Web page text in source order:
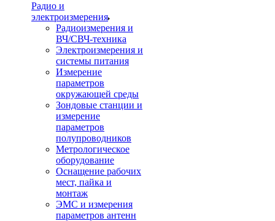
Радио и
электроизмерения
Радиоизмерения и
ВЧ/СВЧ-техника
Электроизмерения и
системы питания
Измерение
параметров
окружающей среды
Зондовые станции и
измерение
параметров
полупроводников
Метрологическое
оборудование
Оснащение рабочих
мест, пайка и
монтаж
ЭМС и измерения
параметров антенн